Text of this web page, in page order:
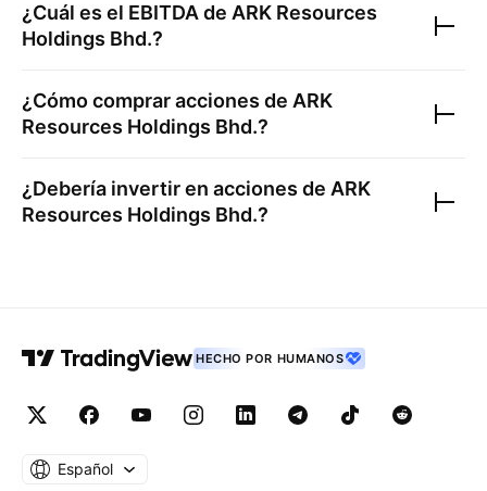
¿Cuál es el EBITDA de ARK Resources
Holdings Bhd.?
¿Cómo comprar acciones de ARK
Resources Holdings Bhd.?
¿Debería invertir en acciones de ARK
Resources Holdings Bhd.?
HECHO POR HUMANOS
Español